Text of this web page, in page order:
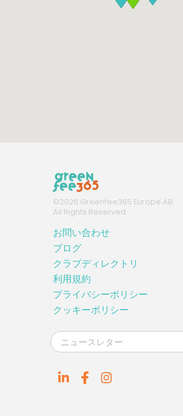
©2026 Greenfee365 Europe AB.
All Rights Reserved
お問い合わせ
ブログ
クラブディレクトリ
利用規約
プライバシーポリシー
クッキーポリシー